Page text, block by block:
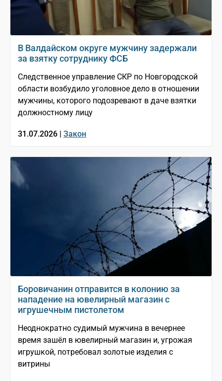
В Валдайском округе мужчину задержали
за взятку сотруднику ФСБ
Следственное управление СКР по Новгородской
области возбудило уголовное дело в отношении
мужчины, которого подозревают в даче взятки
должностному лицу
31.07.2026 | Закон
Боровичанин отправится в колонию за
нападение на ювелирный магазин с
игрушечным пистолетом
Неоднократно судимый мужчина в вечернее
время зашёл в ювелирный магазин и, угрожая
игрушкой, потребовал золотые изделия с
витрины